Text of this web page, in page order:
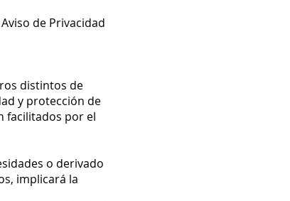
de Privacidad
distintos de
y protección de
facilitados por el
o derivado
implicará la